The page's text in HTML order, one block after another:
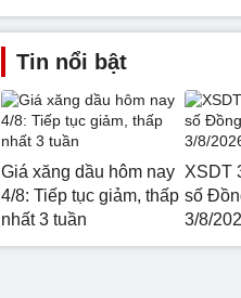
Tin nổi bật
Giá xăng dầu hôm nay
4/8: Tiếp tục giảm, thấp
nhất 3 tuần
XSDT
số
3/8/